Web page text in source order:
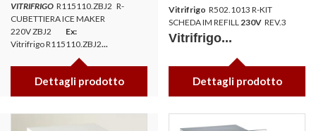
VITRIFRIGO R115110.ZBJ2 R-
CUBETTIERA ICE MAKER
220V ZBJ2 Ex:
Vitrifrigo R115110.ZBJ2...
Dettagli prodotto
Vitrifrigo R502.1013 R-KIT
SCHEDA IM REFILL 230V REV.3
Vitrifrigo...
Dettagli prodotto